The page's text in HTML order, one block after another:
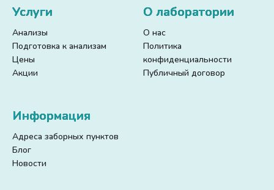
Услуги
Анализы
Подготовка к анализам
Цены
Акции
О лаборатории
О нас
Политика
конфиденциальности
Публичный договор
Информация
Адреса заборных пунктов
Блог
Новости